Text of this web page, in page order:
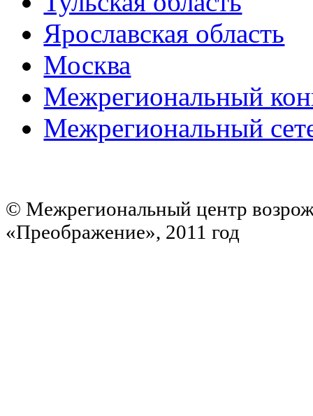
Ярославская область
Москва
Межрегиональный
Межрегиональный
© Межрегиональный центр
«Преображение», 2011 год